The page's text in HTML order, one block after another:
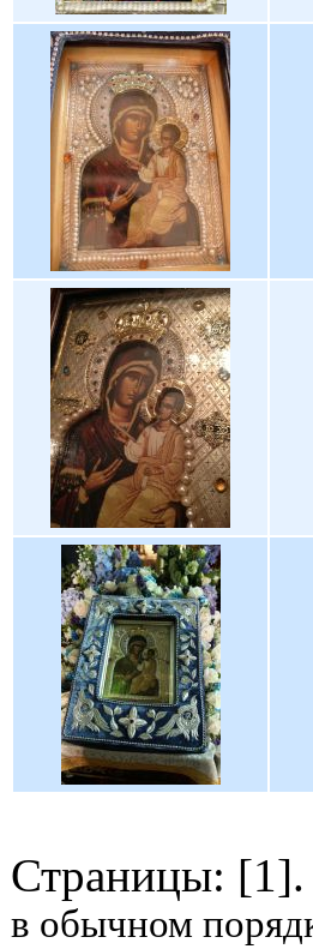
Страницы:
в обычном